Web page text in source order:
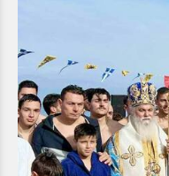
Λαμπρός
στην Ιερά
Τετάρτη 07 Ιαν 2026